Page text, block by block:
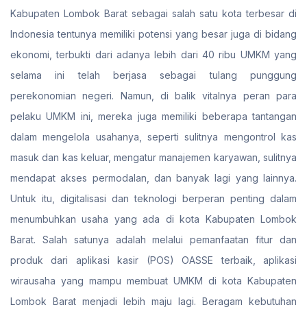
Kabupaten Lombok Barat sebagai salah satu kota terbesar di
Indonesia tentunya memiliki potensi yang besar juga di bidang
ekonomi, terbukti dari adanya lebih dari 40 ribu UMKM yang
selama ini telah berjasa sebagai tulang punggung
perekonomian negeri. Namun, di balik vitalnya peran para
pelaku UMKM ini, mereka juga memiliki beberapa tantangan
dalam mengelola usahanya, seperti sulitnya mengontrol kas
masuk dan kas keluar, mengatur manajemen karyawan, sulitnya
mendapat akses permodalan, dan banyak lagi yang lainnya.
Untuk itu, digitalisasi dan teknologi berperan penting dalam
menumbuhkan usaha yang ada di kota Kabupaten Lombok
Barat. Salah satunya adalah melalui pemanfaatan fitur dan
produk dari aplikasi kasir (POS) OASSE terbaik, aplikasi
wirausaha yang mampu membuat UMKM di kota Kabupaten
Lombok Barat menjadi lebih maju lagi. Beragam kebutuhan